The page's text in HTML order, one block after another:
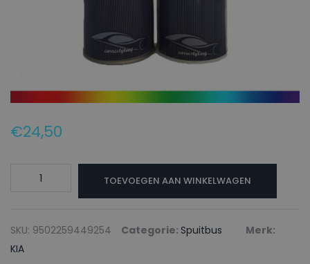
€24,50
Blanke
lak
TOEVOEGEN AAN WINKELWAGEN
SKU: 9502259449254 Categorie: Spuitbus
Merk:
KIA